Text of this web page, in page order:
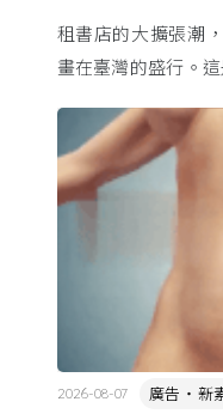
租書店的大擴張潮
畫在臺灣的盛行。
的協定保護 ...
廣告・新
2026-08-07